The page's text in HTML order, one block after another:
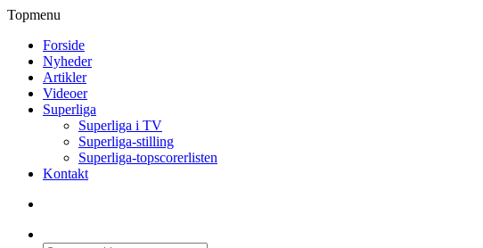
Topmenu
Forside
Nyheder
Artikler
Videoer
Superliga
Superliga i TV
Superliga-stilling
Superliga-topscorerlisten
Kontakt